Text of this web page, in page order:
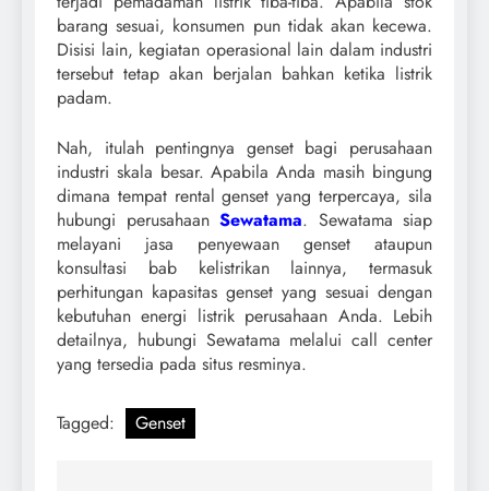
barang sesuai, konsumen pun tidak akan kecewa.
Disisi lain, kegiatan operasional lain dalam industri
tersebut tetap akan berjalan bahkan ketika listrik
padam.
Nah, itulah pentingnya genset bagi perusahaan
industri skala besar. Apabila Anda masih bingung
dimana tempat rental genset yang terpercaya, sila
hubungi perusahaan Sewatama. Sewatama siap
melayani jasa penyewaan genset ataupun
konsultasi bab kelistrikan lainnya, termasuk
perhitungan kapasitas genset yang sesuai dengan
kebutuhan energi listrik perusahaan Anda. Lebih
detailnya, hubungi Sewatama melalui call center
yang tersedia pada situs resminya.
Tagged: Genset